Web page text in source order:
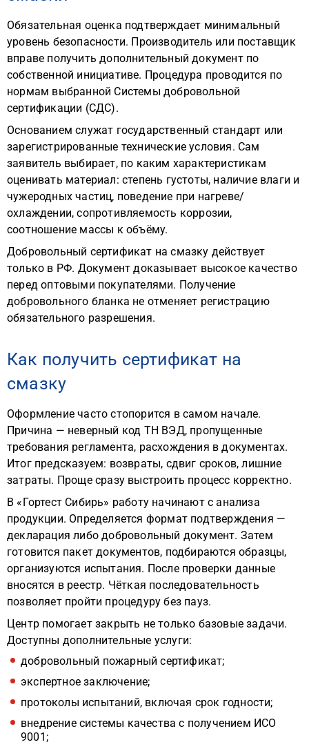
Обязательная оценка подтверждает минимальный
уровень безопасности. Производитель или поставщик
вправе получить дополнительный документ по
собственной инициативе. Процедура проводится по
нормам выбранной Системы добровольной
сертификации (СДС).
Основанием служат государственный стандарт или
зарегистрированные технические условия. Сам
заявитель выбирает, по каким характеристикам
оценивать материал: степень густоты, наличие влаги и
чужеродных частиц, поведение при нагреве/
охлаждении, сопротивляемость коррозии,
соотношение массы к объёму.
Добровольный сертификат на смазку действует
только в РФ. Документ доказывает высокое качество
перед оптовыми покупателями. Получение
добровольного бланка не отменяет регистрацию
обязательного разрешения.
Как получить сертификат на
смазку
Оформление часто стопорится в самом начале.
Причина — неверный код ТН ВЭД, пропущенные
требования регламента, расхождения в документах.
Итог предсказуем: возвраты, сдвиг сроков, лишние
затраты. Проще сразу выстроить процесс корректно.
В «Гортест Сибирь» работу начинают с анализа
продукции. Определяется формат подтверждения —
декларация либо добровольный документ. Затем
готовится пакет документов, подбираются образцы,
организуются испытания. После проверки данные
вносятся в реестр. Чёткая последовательность
позволяет пройти процедуру без пауз.
Центр помогает закрыть не только базовые задачи.
Доступны дополнительные услуги:
добровольный пожарный сертификат;
экспертное заключение;
протоколы испытаний, включая срок годности;
внедрение системы качества с получением ИСО
9001;